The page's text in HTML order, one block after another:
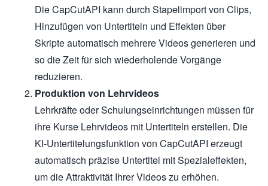
Die CapCutAPI kann durch Stapelimport von Clips,
Hinzufügen von Untertiteln und Effekten über
Skripte automatisch mehrere Videos generieren und
so die Zeit für sich wiederholende Vorgänge
reduzieren.
Produktion von Lehrvideos
Lehrkräfte oder Schulungseinrichtungen müssen für
ihre Kurse Lehrvideos mit Untertiteln erstellen. Die
KI-Untertitelungsfunktion von CapCutAPI erzeugt
automatisch präzise Untertitel mit Spezialeffekten,
um die Attraktivität Ihrer Videos zu erhöhen.